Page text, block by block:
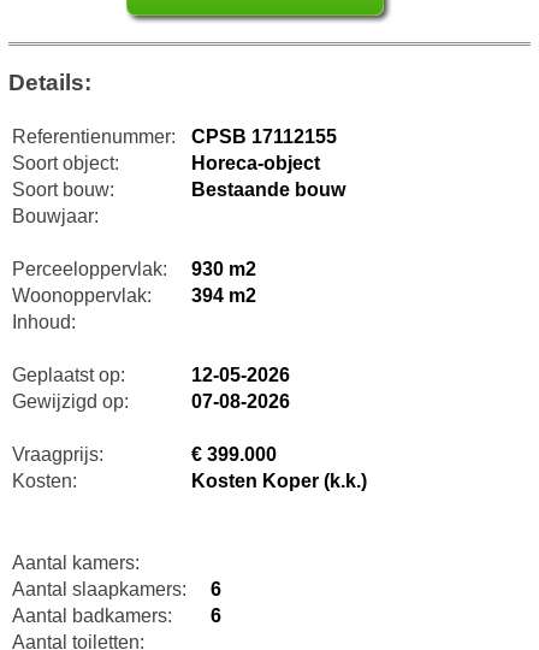
Details:
Referentienummer:
CPSB 17112155
Soort object:
Horeca-object
Soort bouw:
Bestaande bouw
Bouwjaar:
Perceeloppervlak:
930 m2
Woonoppervlak:
394 m2
Inhoud:
Geplaatst op:
12-05-2026
Gewijzigd op:
07-08-2026
Vraagprijs:
€ 399.000
Kosten:
Kosten Koper (k.k.)
Aantal kamers:
Aantal slaapkamers:
6
Aantal badkamers:
6
Aantal toiletten: